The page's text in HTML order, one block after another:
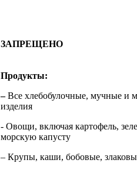
ЗАПРЕЩЕНО
Продукты:
–Все хлебобулочные, мучные и
изделия
- Овощи, включая картофель,
морскую капусту
– Крупы, каши, бобовые,